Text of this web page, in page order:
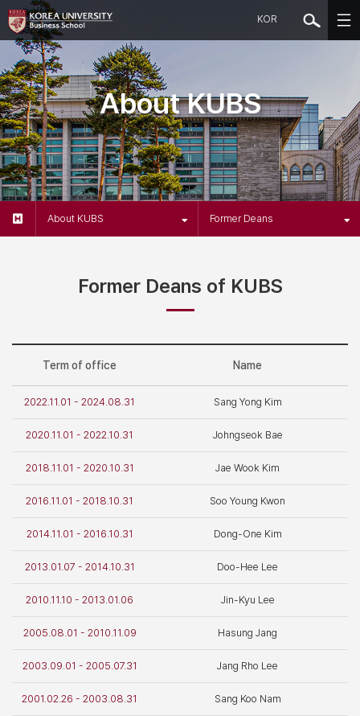
KOR
About KUBS
About KUBS Former Deans
Former Deans of KUBS
Term of office Name
2022.11.01 - 2024.08.31 Sang Yong Kim
2020.11.01 - 2022.10.31 Johngseok Bae
2018.11.01 - 2020.10.31 Jae Wook Kim
2016.11.01 - 2018.10.31 Soo Young Kwon
2014.11.01 - 2016.10.31 Dong-One Kim
2013.01.07 - 2014.10.31 Doo-Hee Lee
2010.11.10 - 2013.01.06 Jin-Kyu Lee
2005.08.01 - 2010.11.09 Hasung Jang
2003.09.01 - 2005.07.31 Jang Rho Lee
2001.02.26 - 2003.08.31 Sang Koo Nam